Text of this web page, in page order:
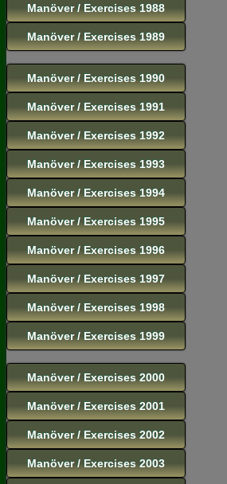
Manöver / Exercises 1988
Manöver / Exercises 1989
Manöver / Exercises 1990
Manöver / Exercises 1991
Manöver / Exercises 1992
Manöver / Exercises 1993
Manöver / Exercises 1994
Manöver / Exercises 1995
Manöver / Exercises 1996
Manöver / Exercises 1997
Manöver / Exercises 1998
Manöver / Exercises 1999
Manöver / Exercises 2000
Manöver / Exercises 2001
Manöver / Exercises 2002
Manöver / Exercises 2003